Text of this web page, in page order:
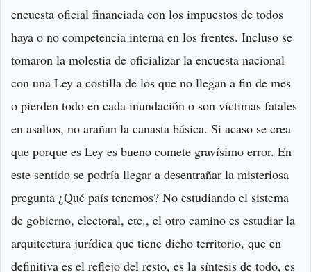
encuesta oficial financiada con los impuestos de todos
haya o no competencia interna en los frentes. Incluso se
tomaron la molestia de oficializar la encuesta nacional
con una Ley a costilla de los que no llegan a fin de mes
o pierden todo en cada inundación o son víctimas fatales
en asaltos, no arañan la canasta básica. Si acaso se crea
que porque es Ley es bueno comete gravísimo error. En
este sentido se podría llegar a desentrañar la misteriosa
pregunta ¿Qué país tenemos? No estudiando el sistema
de gobierno, electoral, etc., el otro camino es estudiar la
arquitectura jurídica que tiene dicho territorio, que en
definitiva es el reflejo del resto, es la síntesis de todo, es